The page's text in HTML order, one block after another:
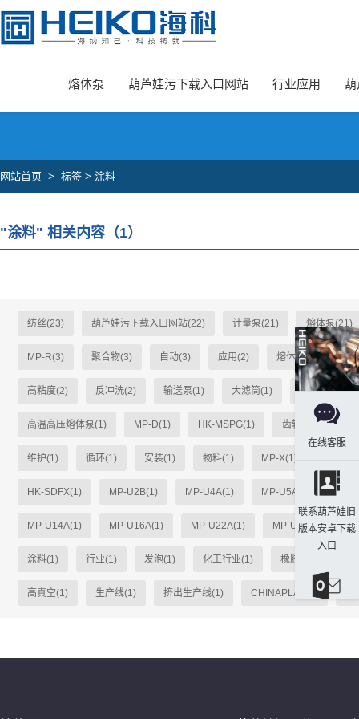
葫芦娃旧版本安卓下载入口,葫芦娃污下载入口网站,葫芦娃成版人APP
熔体泵 葫芦娃污下载入口网站 行业应用 葫
网站首页 > 标签 > 涂料
"涂料" 相关内容（1）
纺丝(23) 葫芦娃污下载入口网站(22) 计量泵(21) 熔体泵(21)
MP-R(3) 聚合物(3) 自动(3) 应用(2) 熔体(2) HK-
高粘度(2) 反冲洗(2) 输送泵(1) 大滤筒(1) 单柱式(1)
高温高压熔体泵(1) MP-D(1) HK-MSPG(1) 齿轮(1)
维护(1) 循环(1) 安装(1) 物料(1) MP-X(1)
HK-SDFX(1) MP-U2B(1) MP-U4A(1) MP-U5A(1) MP-
MP-U14A(1) MP-U16A(1) MP-U22A(1) MP-U31A(1)
涂料(1) 行业(1) 发泡(1) 化工行业(1) 橡胶(1)
高真空(1) 生产线(1) 挤出生产线(1) CHINAPLAS(1)
在线客服
联系葫芦娃旧
版本安卓下载
入口